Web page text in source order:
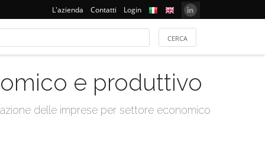
L'azienda Contatti Login
e produttivo
delle imprese per settore economico